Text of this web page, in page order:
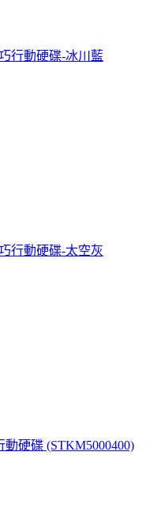
行動硬碟-冰川藍
行動硬碟-太空灰
動硬碟 (STKM5000400)